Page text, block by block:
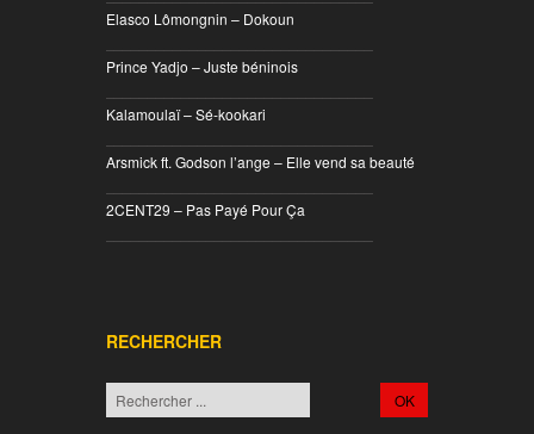
Elasco Lômongnin – Dokoun
Prince Yadjo – Juste béninois
Kalamoulaï – Sé-kookari
Arsmick ft. Godson l’ange – Elle vend sa beauté
2CENT29 – Pas Payé Pour Ça
RECHERCHER